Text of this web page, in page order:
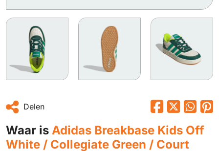
Delen
Waar is Adidas Breakbase Kids Off
White / Collegiate Green / Court